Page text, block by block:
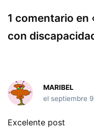
o
o
k
p
p
1 comentario en
con
MARIBEL
el septiembre
Excelente post